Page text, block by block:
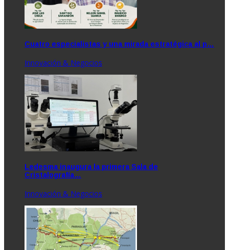
Cuatro especialistas y una mirada estratégica al p…
Innovación & Negocios
Ledesma inaugura la primera Sala de
Cristalografía…
Innovación & Negocios